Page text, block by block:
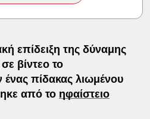
επίδειξη της δύναμης
βίντεο το
ένας πίδακας λιωμένου
από το ηφαίστειο